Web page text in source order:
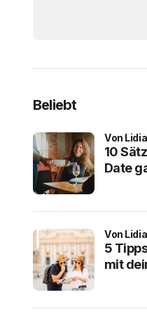
Beliebt
10
Date
von Lidia
5
mit
von Lidia